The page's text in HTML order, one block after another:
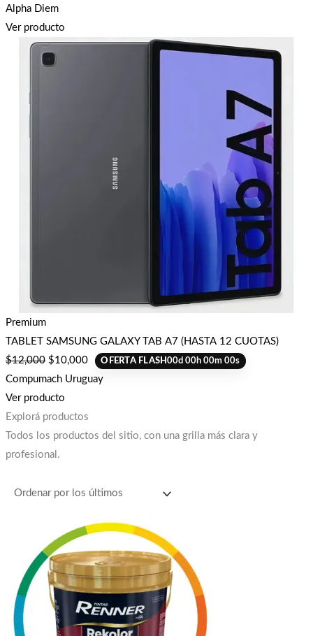
Alpha Diem
Ver producto
Premium
TABLET SAMSUNG GALAXY TAB A7 (HASTA 12 CUOTAS)
$12,000 $10,000 OFERTA FLASH00d00h00m00s
Compumach Uruguay
Ver producto
Explorá productos
Todos los productos del sitio, con una grilla más clara y
profesional.